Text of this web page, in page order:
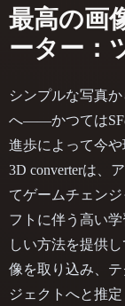
最高の画
ーター：
シンプルな写真
へ――かつてはSF
進歩によって今
3D converterは、
てゲームチェン
フトに伴う高い
しい方法を提供
像を取り込み、
ジェクトへと推定